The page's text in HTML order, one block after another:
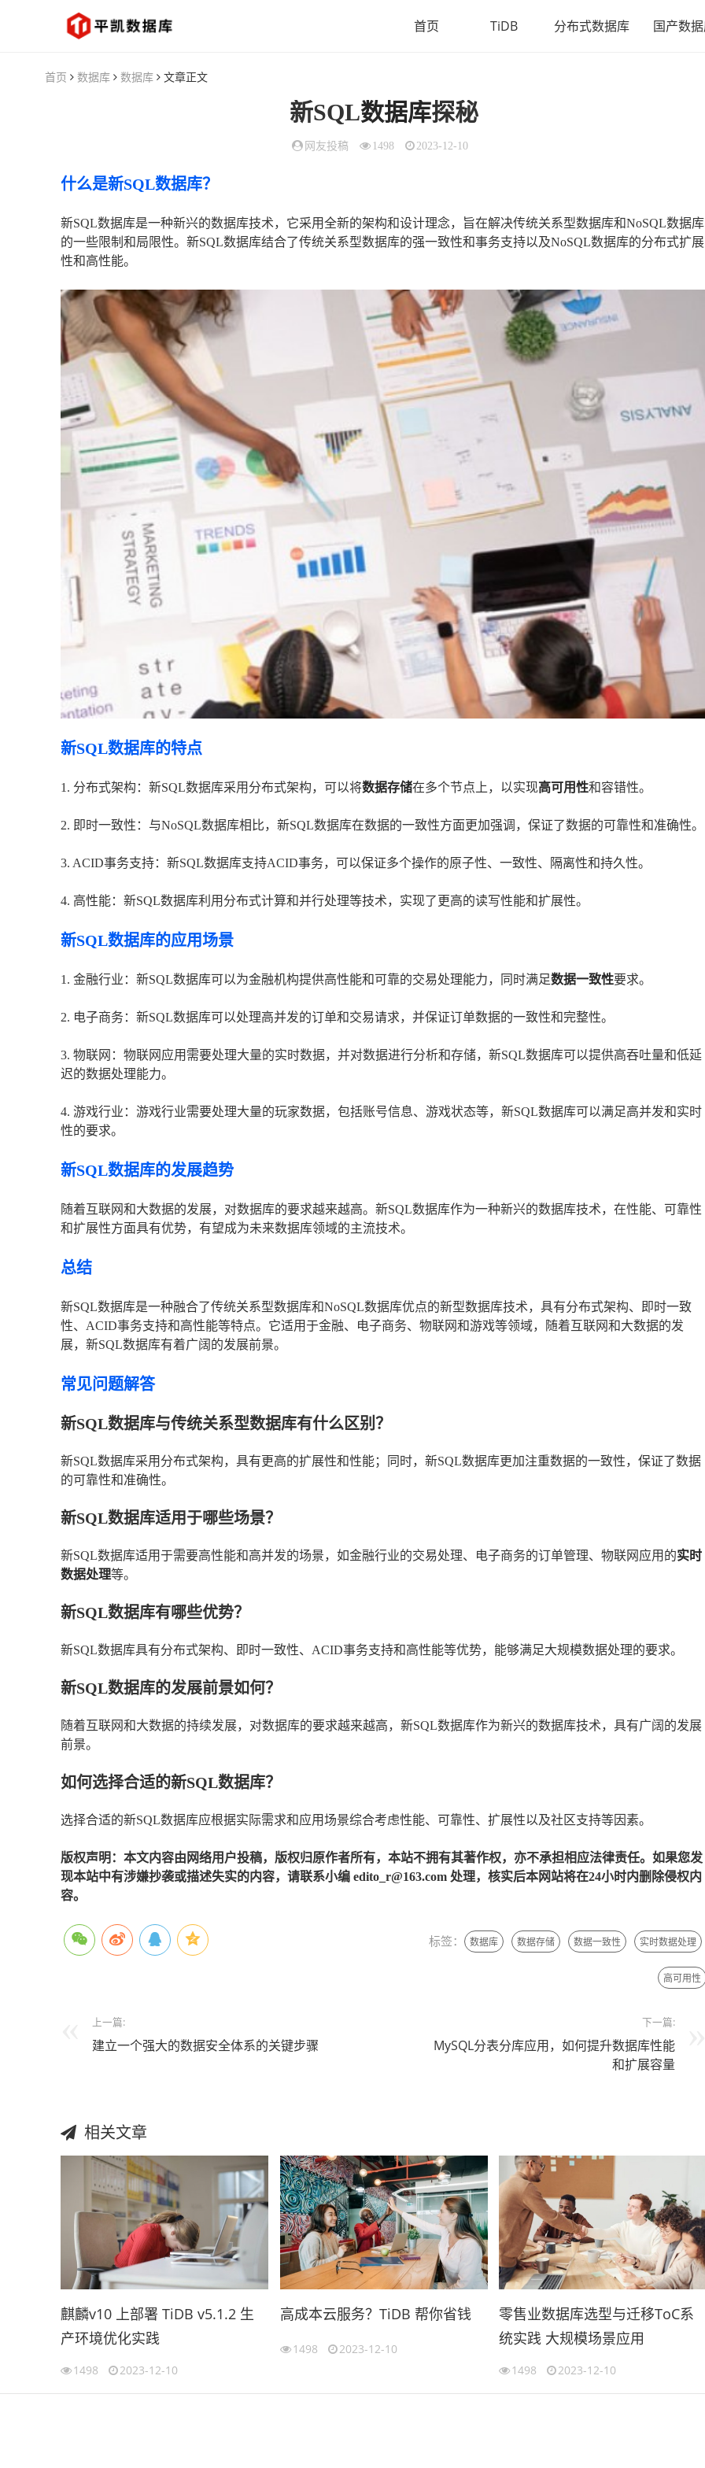
首页 TiDB 分布式数据库 国产数
首页 数据库 数据库 文章正文
新SQL数据库探秘
网友投稿 1498 2023-12-10
什么是新SQL数据库？
新SQL数据库是一种新兴的数据库技术，它采用全新的架构和设计理念，旨在解决传统关系型数据库和NoSQL数据库
的一些限制和局限性。新SQL数据库结合了传统关系型数据库的强一致性和事务支持以及NoSQL数据库的分布式扩展
性和高性能。
新SQL数据库的特点
1. 分布式架构：新SQL数据库采用分布式架构，可以将数据存储在多个节点上，以实现高可用性和容错性。
2. 即时一致性：与NoSQL数据库相比，新SQL数据库在数据的一致性方面更加强调，保证了数据的可靠性和准确性。
3. ACID事务支持：新SQL数据库支持ACID事务，可以保证多个操作的原子性、一致性、隔离性和持久性。
4. 高性能：新SQL数据库利用分布式计算和并行处理等技术，实现了更高的读写性能和扩展性。
新SQL数据库的应用场景
1. 金融行业：新SQL数据库可以为金融机构提供高性能和可靠的交易处理能力，同时满足数据一致性要求。
2. 电子商务：新SQL数据库可以处理高并发的订单和交易请求，并保证订单数据的一致性和完整性。
3. 物联网：物联网应用需要处理大量的实时数据，并对数据进行分析和存储，新SQL数据库可以提供高吞吐量和低延
迟的数据处理能力。
4. 游戏行业：游戏行业需要处理大量的玩家数据，包括账号信息、游戏状态等，新SQL数据库可以满足高并发和实时
性的要求。
新SQL数据库的发展趋势
随着互联网和大数据的发展，对数据库的要求越来越高。新SQL数据库作为一种新兴的数据库技术，在性能、可靠性
和扩展性方面具有优势，有望成为未来数据库领域的主流技术。
总结
新SQL数据库是一种融合了传统关系型数据库和NoSQL数据库优点的新型数据库技术，具有分布式架构、即时一致
性、ACID事务支持和高性能等特点。它适用于金融、电子商务、物联网和游戏等领域，随着互联网和大数据的发
展，新SQL数据库有着广阔的发展前景。
常见问题解答
新SQL数据库与传统关系型数据库有什么区别？
新SQL数据库采用分布式架构，具有更高的扩展性和性能；同时，新SQL数据库更加注重数据的一致性，保证了数据
的可靠性和准确性。
新SQL数据库适用于哪些场景？
新SQL数据库适用于需要高性能和高并发的场景，如金融行业的交易处理、电子商务的订单管理、物联网应用的实时
数据处理等。
新SQL数据库有哪些优势？
新SQL数据库具有分布式架构、即时一致性、ACID事务支持和高性能等优势，能够满足大规模数据处理的要求。
新SQL数据库的发展前景如何？
随着互联网和大数据的持续发展，对数据库的要求越来越高，新SQL数据库作为新兴的数据库技术，具有广阔的发展
前景。
如何选择合适的新SQL数据库？
选择合适的新SQL数据库应根据实际需求和应用场景综合考虑性能、可靠性、扩展性以及社区支持等因素。
版权声明：本文内容由网络用户投稿，版权归原作者所有，本站不拥有其著作权，亦不承担相应法律责任。如果您发
现本站中有涉嫌抄袭或描述失实的内容，请联系小编 edito_r@163.com 处理，核实后本网站将在24小时内删除侵权内
容。
标签： 数据库 数据存储 数据一致性 实时数据处理
高可用性
上一篇:
建立一个强大的数据安全体系的关键步骤
下一篇:
MySQL分表分库应用，如何提升数据库性能
和扩展容量
相关文章
麒麟v10 上部署 TiDB v5.1.2 生
产环境优化实践
1498 2023-12-10
高成本云服务？TiDB 帮你省钱
1498 2023-12-10
零售业数据库选型与迁移ToC系
统实践 大规模场景应用
1498 2023-12-10